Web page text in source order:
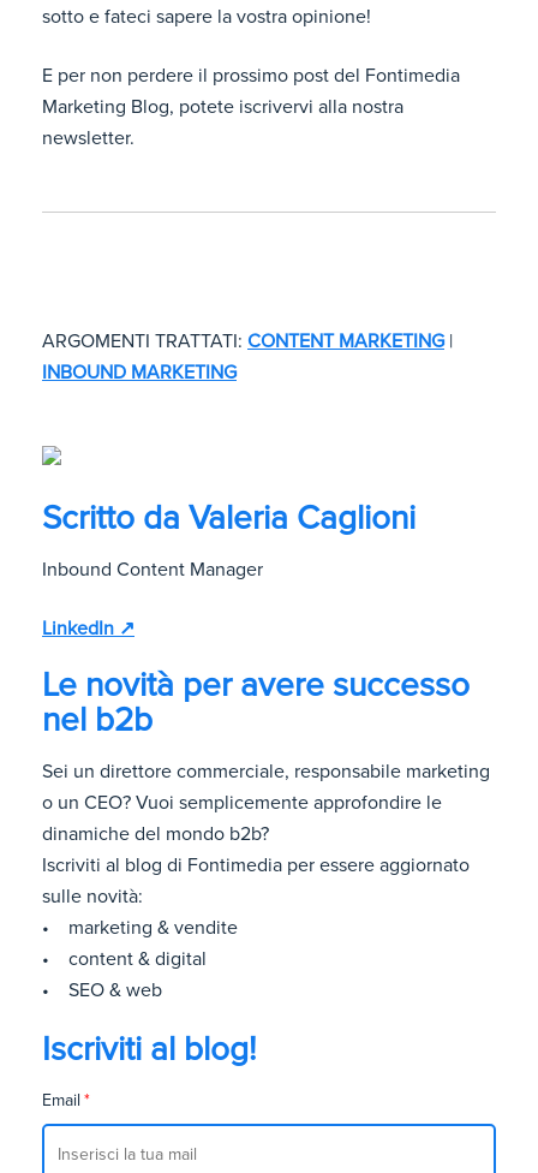
sotto e fateci sapere la vostra opinione!
E per non perdere il prossimo post del Fontimedia
Marketing Blog, potete iscrivervi alla nostra
newsletter.
ARGOMENTI TRATTATI: CONTENT MARKETING |
INBOUND MARKETING
Scritto da Valeria Caglioni
Inbound Content Manager
LinkedIn ↗
Le novità per avere successo
nel b2b
Sei un direttore commerciale, responsabile marketing
o un CEO? Vuoi semplicemente approfondire le
dinamiche del mondo b2b?
Iscriviti al blog di Fontimedia per essere aggiornato
sulle novità:
• marketing & vendite
• content & digital
• SEO & web
Iscriviti al blog!
Email *